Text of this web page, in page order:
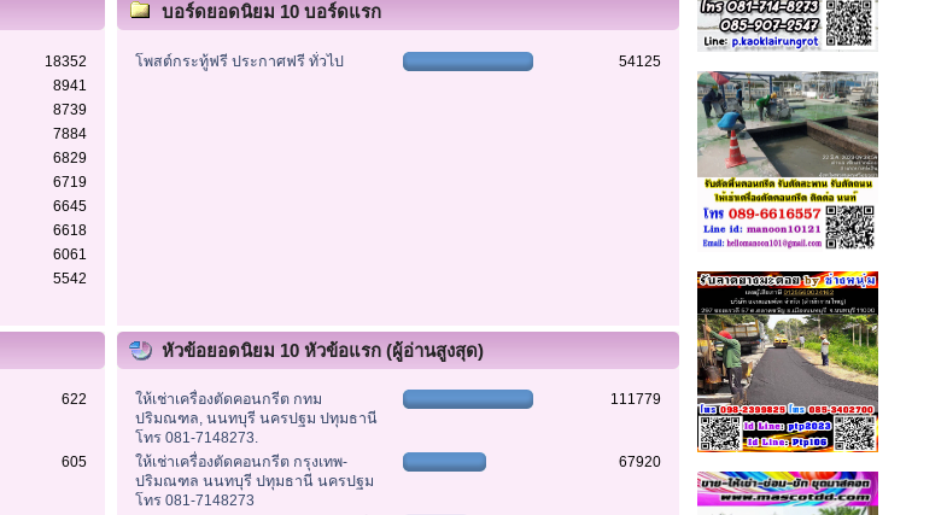
18352
8941
8739
7884
6829
6719
6645
6618
6061
5542
บอร์ดยอดนิยม 10 บอร์ดแรก
โพสต์กระทู้ฟรี ประกาศฟรี ทั่วไป 54125
622
605
หัวข้อยอดนิยม 10 หัวข้อแรก (ผู้อ่านสูงสุด)
ให้เช่าเครื่องตัดคอนกรีต กทม
ปริมณฑล, นนทบุรี นครปฐม ปทุมธานี
โทร 081-7148273.
111779
ให้เช่าเครื่องตัดคอนกรีต กรุงเทพ-
ปริมณฑล นนทบุรี ปทุมธานี นครปฐม
โทร 081-7148273
67920